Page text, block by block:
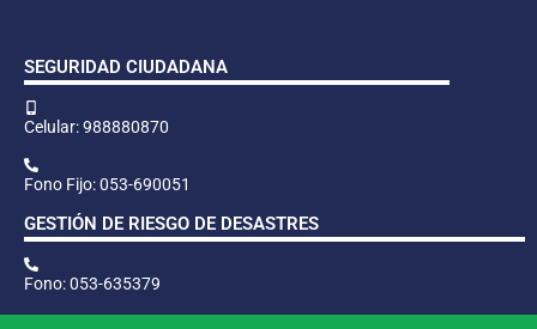
SEGURIDAD CIUDADANA
Celular: 988880870
Fono Fijo: 053-690051
GESTIÓN DE RIESGO DE DESASTRES
Fono: 053-635379